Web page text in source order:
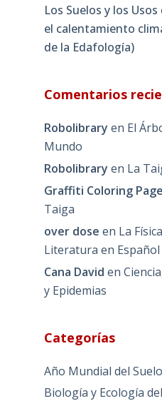
Los Suelos y los
el calentamiento
de la Edafología)
Comentarios
Robolibrary en El
Mundo
Robolibrary en La
Graffiti Coloring
Taiga
over dose en La
Literatura en Español
Cana David en
y Epidemias
Categorías
Año Mundial del Suelo
Biología y Ecología